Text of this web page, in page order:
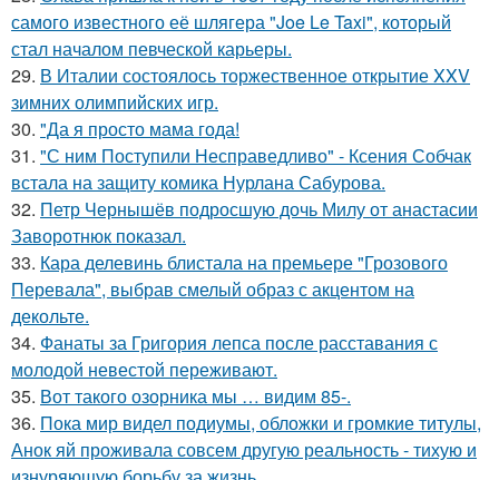
самого известного её шлягера "Joe Le Taxi", который
стал началом певческой карьеры.
29. В Италии состоялось торжественное открытие XXV
зимних олимпийских игр.
30. "Да я просто мама года!
31. "С ним Поступили Несправедливо" - Ксения Собчак
встала на защиту комика Нурлана Сабурова.
32. Петр Чернышёв подросшую дочь Милу от анастасии
Заворотнюк показал.
33. Кара делевинь блистала на премьере "Грозового
Перевала", выбрав смелый образ с акцентом на
декольте.
34. Фанаты за Григория лепса после расставания с
молодой невестой переживают.
35. Вот такого озорника мы … видим 85-.
36. Пока мир видел подиумы, обложки и громкие титулы,
Анок яй проживала совсем другую реальность - тихую и